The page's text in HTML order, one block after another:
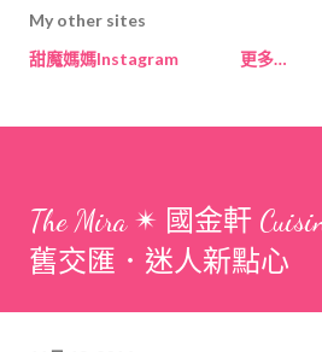
My other sites
甜魔媽媽Instagram
更多…
The Mira ✴ 國金軒
舊交匯．迷人新點心